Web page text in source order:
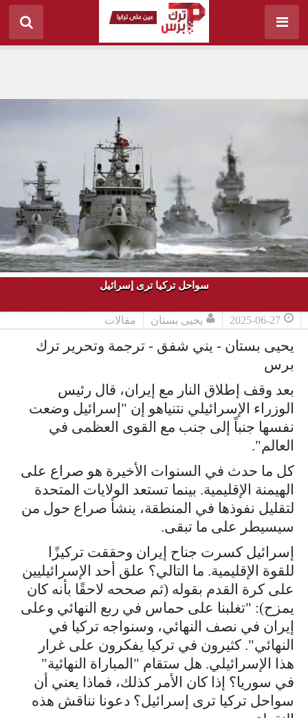
سواحل تركيا ترى إسرائيل
2025-06-27 يحيى بستان مقالات
يحيى بستان - يني شفق - ترجمة وتحرير ترك
برس
بعد وقف إطلاق النار مع إيران، قال رئيس
الوزراء الإسرائيلي نتنياهو إن "إسرائيل وضعت
نفسها جنباً إلى جنب مع القوى العظمى في
العالم".
كل ما حدث في السنوات الأخيرة هو صراع على
الهيمنة الإقليمية. بينما تستعد الولايات المتحدة
لتقليل نفوذها في المنطقة، ينشأ صراع حول من
سيسيطر على ما تبقى.
إسرائيل كسرت جناح إيران وحققت تركيزًا
للقوة الإقليمية. ما التالي؟ علق أحد الإسرائيليين
على كرة القدم بقوله (ثم صححه لاحقًا بأنه كان
يمزح): "تغلبنا على حماس في ربع النهائي وعلى
إيران في نصف النهائي، وسنواجه تركيا في
النهائي". كثيرون في تركيا يفكرون على غرار
هذا الإسرائيلي. هل ستقام "المباراة النهائية"
في سوريا؟ إذا كان الأمر كذلك، فماذا يعني أن
سواحل تركيا ترى إسرائيل؟ دعونا نناقش هذه